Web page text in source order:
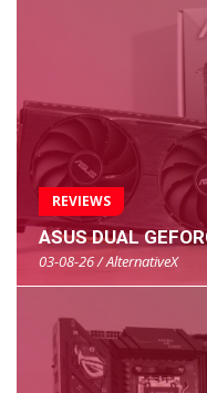
REVIEWS
ASUS DUAL
03-08-26 / AlternativeX